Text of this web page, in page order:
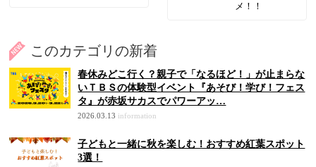
メ！！
このカテゴリの新着
春休みどこ行く？親子で「なるほど！」が止まらな
いＴＢＳの体験型イベント『あそび！学び！フェス
タ』が赤坂サカスでパワーアッ…
2026.03.13 information
子どもと一緒に秋を楽しむ！おすすめ紅葉スポット
3選！